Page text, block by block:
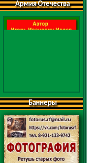
Армия Отечества
Баннеры